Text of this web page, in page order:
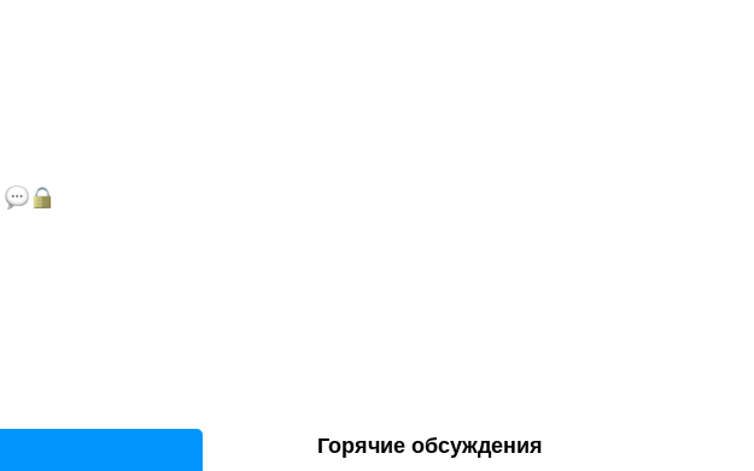
Горячие обсуждения